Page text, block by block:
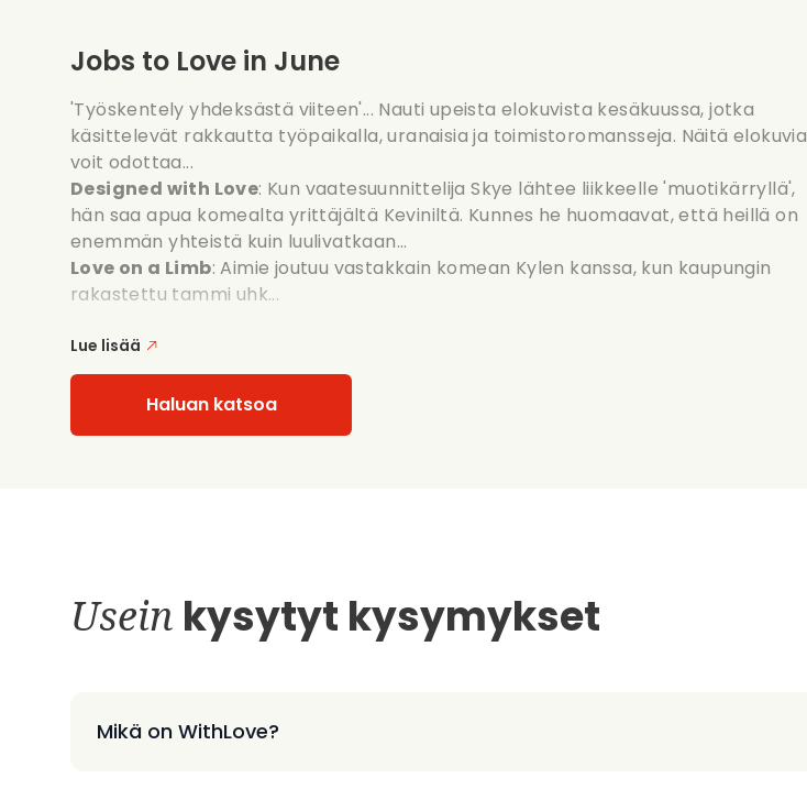
Jobs to Love in June
'Työskentely yhdeksästä viiteen'... Nauti upeista elokuvista kesäkuussa, jotka
käsittelevät rakkautta työpaikalla, uranaisia ja toimistoromansseja. Näitä elokuvia
voit odottaa...
Designed with Love: Kun vaatesuunnittelija Skye lähtee liikkeelle 'muotikärryllä',
hän saa apua komealta yrittäjältä Keviniltä. Kunnes he huomaavat, että heillä on
enemmän yhteistä kuin luulivatkaan...
Love on a Limb: Aimie joutuu vastakkain komean Kylen kanssa, kun kaupungin
rakastettu tammi uhk...
Lue lisää
Haluan katsoa
Usein kysytyt kysymykset
Mikä on WithLove?